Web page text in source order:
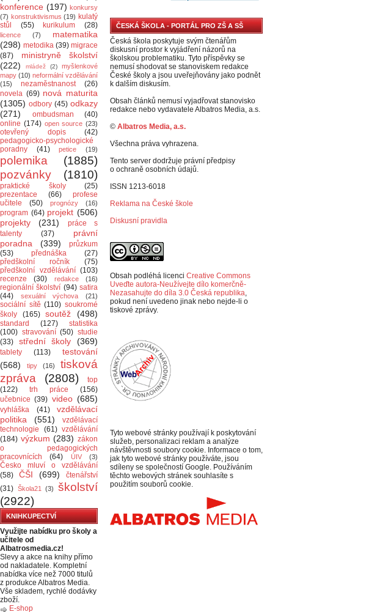
konference (197) konkursy
(7) konstruktivismus (19) kulatý
stůl
(55) kurikulum (28)
licence (7)
matematika
(298) metodika (39) migrace
(87)
ministryně školství
(222)
mládež (2)
myšlenkové
mapy (10) neformální vzdělávání
(15)
nezaměstnanost
(26)
novela (69) nová maturita
(1305) odbory (45) odkazy
(271)
ombudsman
(40)
online (174) open source (23)
otevřený dopis
(42)
pedagogicko-psychologické
poradny
(41) petice (19)
polemika
(1885)
pozvánky
(1810)
praktické školy
(25)
prezentace
(66)
profese
učitele
(50) prognózy (16)
program (64) projekt (506)
projekty
(231)
práce s
talenty
(37)
právní
poradna
(339)
průzkum
(53)
přednáška
(27)
předškolní ročník
(75)
předškolní vzdělávání (103)
recenze
(30) redakce (16)
regionální školství (94) satira
(44)
sexuální výchova (21)
sociální sítě (110) soukromé
školy
(165) soutěž (498)
standard (127)
statistika
(100) stravování (50) studie
(33)
střední školy (369)
tablety (113)
testování
(568)
tipy (16)
tisková
zpráva
(2808)
top
(122)
trh práce
(156)
učebnice (39) video (685)
vyhláška (41)
vzdělávací
politika
(551)
vzdělávací
technologie
(61) vzdělávání
(184) výzkum (283) zákon
o pedagogických
pracovnících
(64) ÚIV (3)
Česko mluví o vzdělávání
(58)
ČŠI (699)
čtenářství
(31) Škola21 (3)
školství
(2922)
KNIHKUPECTVÍ
Využijte nabídku pro školy a
učitele od
Albatrosmedia.cz!
Slevy a akce na knihy přímo
od nakladatele. Kompletní
nabídka více než 7000 titulů
z produkce Albatros Media.
Vše skladem, rychlé dodávky
zboží.
E-shop
ČESKÁ ŠKOLA - PORTÁL PRO ZŠ A SŠ
Česká škola poskytuje svým čtenářům
diskusní prostor k vyjádření názorů na
školskou problematiku. Tyto příspěvky se
nemusí shodovat se stanoviskem redakce
České školy a jsou uveřejňovány jako podnět
k dalším diskusím.
Obsah článků nemusí vyjadřovat stanovisko
redakce nebo vydavatele Albatros Media, a.s.
© Albatros Media, a.s.
Všechna práva vyhrazena.
Tento server dodržuje právní předpisy
o ochraně osobních údajů.
ISSN 1213-6018
Reklama na České škole
Diskusní pravidla
Obsah podléhá licenci Creative Commons
Uveďte autora-Neužívejte dílo komerčně-
Nezasahujte do díla 3.0 Česká republika,
pokud není uvedeno jinak nebo nejde-li o
tiskové zprávy.
Tyto webové stránky používají k poskytování
služeb, personalizaci reklam a analýze
návštěvnosti soubory cookie. Informace o tom,
jak tyto webové stránky používáte, jsou
sdíleny se společností Google. Používáním
těchto webových stránek souhlasíte s
použitím souborů cookie.